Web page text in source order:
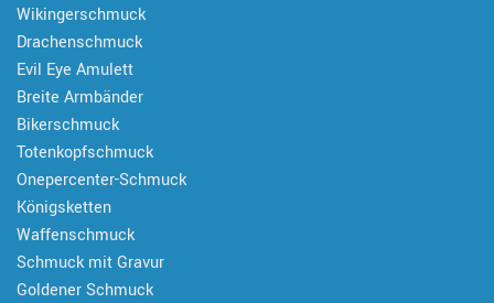
Wikingerschmuck
Drachenschmuck
Evil Eye Amulett
Breite Armbänder
Bikerschmuck
Totenkopfschmuck
Onepercenter-Schmuck
Königsketten
Waffenschmuck
Schmuck mit Gravur
Goldener Schmuck